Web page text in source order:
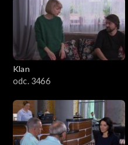
Klan
odc. 3466